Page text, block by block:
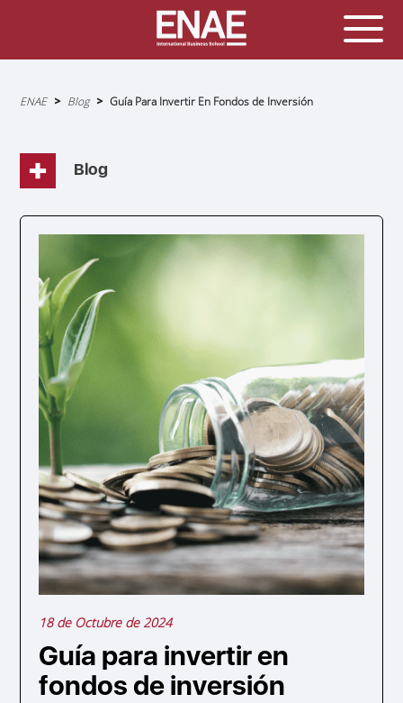
Sobrescribir
la
navegación
ENAE Blog Guía Para Invertir En Fondos de Inversión
Blog
18 de Octubre de 2024
Guía para invertir en
fondos de inversión